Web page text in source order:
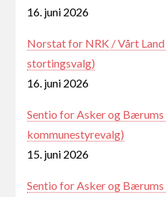
16. juni 2026
Norstat for NRK / Vårt
stortingsvalg)
16. juni 2026
Sentio for Asker og
kommunestyrevalg)
15. juni 2026
Sentio for Asker og